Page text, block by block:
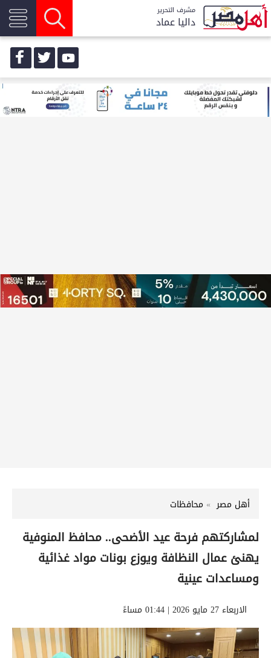
مشرف التحرير
داليا عماد
أهل مصر محافظات
لمشاركتهم فرحة عيد الأضحى.. محافظ المنوفية
يهنئ عمال النظافة ويوزع بونات مواد غذائية
ومساعدات عينية
الاربعاء 27 مايو 2026 | 01:44 مساءً